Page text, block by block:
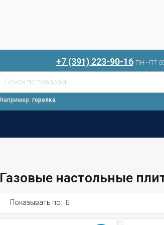
+7 (391) 223-90-16 ПН - ПТ
Например: горелка
Газовые настольные
Показывать по: